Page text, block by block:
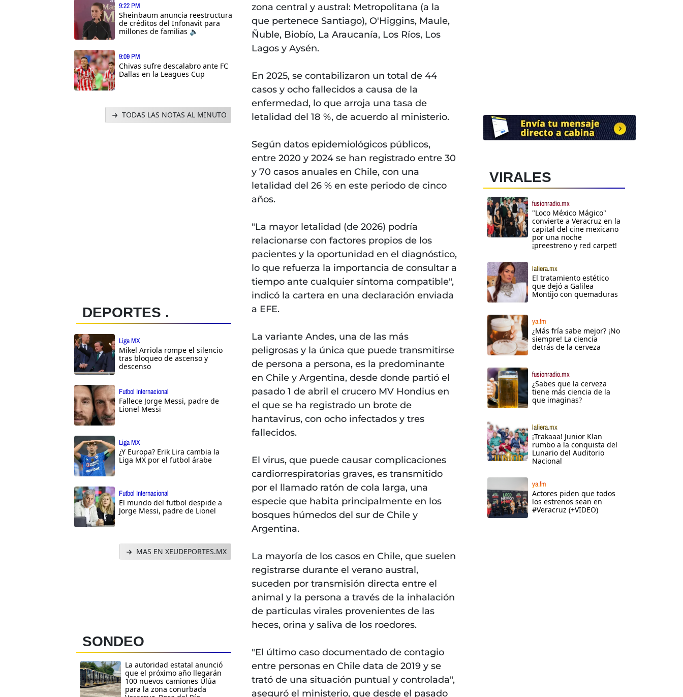
9:22 PM
Sheinbaum anuncia reestructura
de créditos del Infonavit para
millones de familias 🔈
9:09 PM
Chivas sufre descalabro ante FC
Dallas en la Leagues Cup
TODAS LAS NOTAS AL MINUTO
DEPORTES .
Liga MX
Mikel Arriola rompe el silencio
tras bloqueo de ascenso y
descenso
Futbol Internacional
Fallece Jorge Messi, padre de
Lionel Messi
Liga MX
¿Y Europa? Erik Lira cambia la
Liga MX por el futbol árabe
Futbol Internacional
El mundo del futbol despide a
Jorge Messi, padre de Lionel
MAS EN XEUDEPORTES.MX
SONDEO
La autoridad estatal anunció
que el próximo año llegarán
100 nuevos camiones Ulúa
para la zona conurbada
zona central y austral: Metropolitana (a la
que pertenece Santiago), O'Higgins, Maule,
Ñuble, Biobío, La Araucanía, Los Ríos, Los
Lagos y Aysén.
En 2025, se contabilizaron un total de 44
casos y ocho fallecidos a causa de la
enfermedad, lo que arroja una tasa de
letalidad del 18 %, de acuerdo al ministerio.
Según datos epidemiológicos públicos,
entre 2020 y 2024 se han registrado entre 30
y 70 casos anuales en Chile, con una
letalidad del 26 % en este periodo de cinco
años.
"La mayor letalidad (de 2026) podría
relacionarse con factores propios de los
pacientes y la oportunidad en el diagnóstico,
lo que refuerza la importancia de consultar a
tiempo ante cualquier síntoma compatible",
indicó la cartera en una declaración enviada
a EFE.
La variante Andes, una de las más
peligrosas y la única que puede transmitirse
de persona a persona, es la predominante
en Chile y Argentina, desde donde partió el
pasado 1 de abril el crucero MV Hondius en
el que se ha registrado un brote de
hantavirus, con ocho infectados y tres
fallecidos.
El virus, que puede causar complicaciones
cardiorrespiratorias graves, es transmitido
por el llamado ratón de cola larga, una
especie que habita principalmente en los
bosques húmedos del sur de Chile y
Argentina.
La mayoría de los casos en Chile, que suelen
registrarse durante el verano austral,
suceden por transmisión directa entre el
animal y la persona a través de la inhalación
de particulas virales provenientes de las
heces, orina y saliva de los roedores.
"El último caso documentado de contagio
entre personas en Chile data de 2019 y se
trató de una situación puntual y controlada",
aseguró el ministerio, que desde el pasado
VIRALES
fusionradio.mx
"Loco México Mágico"
convierte a Veracruz en la
capital del cine mexicano
por una noche
¡preestreno y red carpet!
lafiera.mx
El tratamiento estético
que dejó a Galilea
Montijo con quemaduras
ya.fm
¿Más fría sabe mejor? ¡No
siempre! La ciencia
detrás de la cerveza
fusionradio.mx
¿Sabes que la cerveza
tiene más ciencia de la
que imaginas?
lafiera.mx
¡Trakaaa! Junior Klan
rumbo a la conquista del
Lunario del Auditorio
Nacional
ya.fm
Actores piden que todos
los estrenos sean en
#Veracruz (+VIDEO)